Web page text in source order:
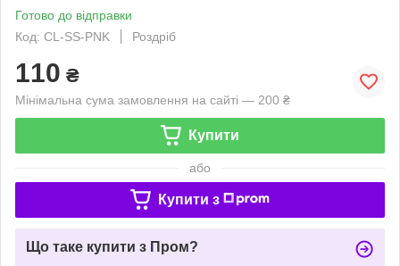
Готово до відправки
Код: CL-SS-PNK
Роздріб
110 ₴
Мінімальна сума замовлення на сайті — 200 ₴
Купити
або
Купити з
Що таке купити з Пром?